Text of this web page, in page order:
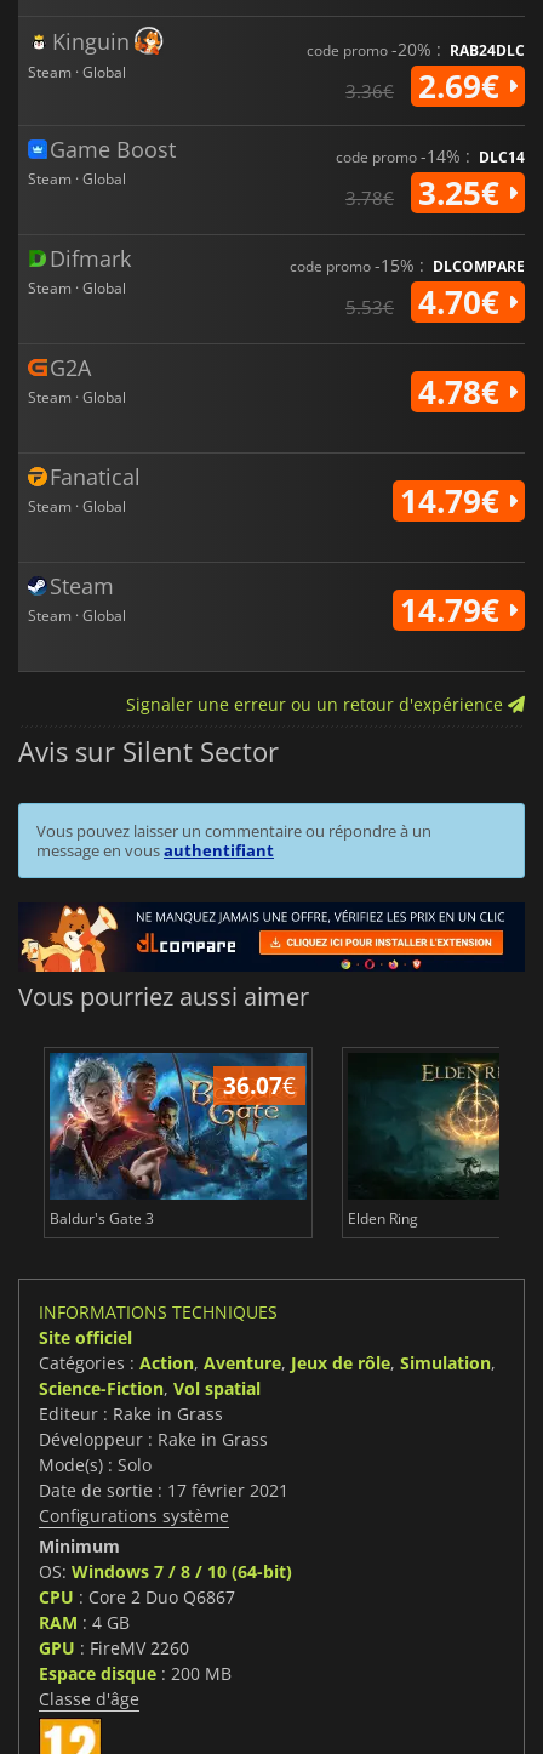
Kinguin
Steam · Global
code promo-20% : RAB24DLC
3.36€ 2.69€
Game Boost
Steam · Global
code promo-14% : DLC14
3.78€ 3.25€
Difmark
Steam · Global
code promo-15% : DLCOMPARE
5.53€ 4.70€
G2A
Steam · Global 4.78€
Fanatical
Steam · Global 14.79€
Steam
Steam · Global 14.79€
Signaler une erreur ou un retour d'expérience
Avis sur Silent Sector
Vous pouvez laisser un commentaire ou répondre à un
message en vousauthentifiant
Vous pourriez aussi aimer
36.07€
Baldur's Gate 3 Elden Ring
INFORMATIONS TECHNIQUES
Site officiel
Catégories : Action, Aventure, Jeux de rôle, Simulation,
Science-Fiction, Vol spatial
Editeur : Rake in Grass
Développeur : Rake in Grass
Mode(s) : Solo
Date de sortie : 17 février 2021
Configurations système
Minimum
OS: Windows 7 / 8 / 10 (64-bit)
CPU : Core 2 Duo Q6867
RAM : 4 GB
GPU : FireMV 2260
Espace disque : 200 MB
Classe d'âge